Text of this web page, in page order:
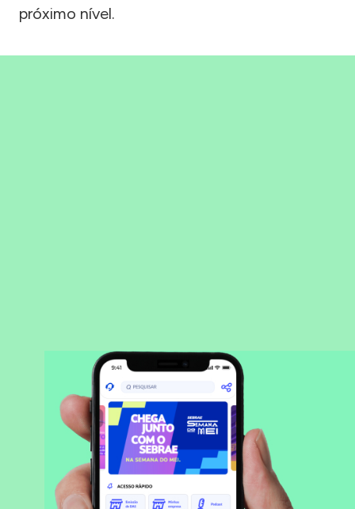
próximo nível.